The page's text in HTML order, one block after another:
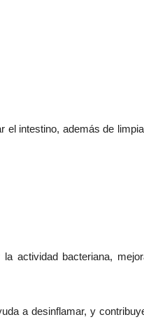
el intestino, además de
actividad bacteriana,
a desinflamar, y